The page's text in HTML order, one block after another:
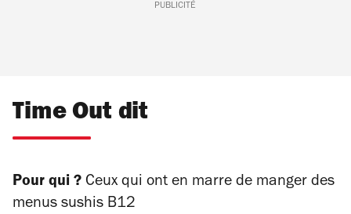
PUBLICITÉ
Time Out dit
Pour qui ? Ceux qui ont en marre de manger des
menus sushis B12